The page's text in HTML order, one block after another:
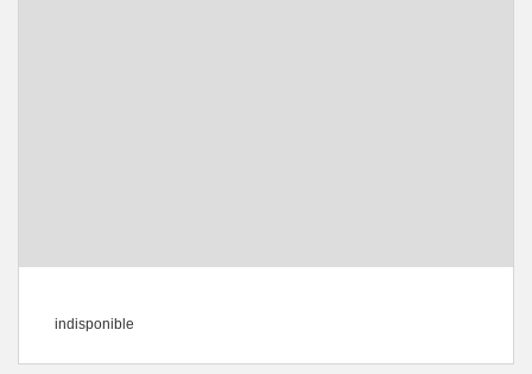
indisponible